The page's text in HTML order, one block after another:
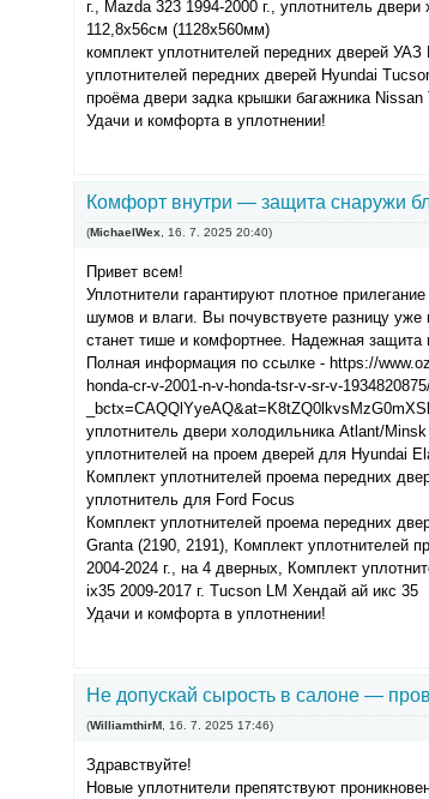
г., Mazda 323 1994-2000 г., уплотнитель
112,8x56см (1128x560мм)
комплект уплотнителей передних дверей
уплотнителей передних дверей Hyundai
проёма двери задка крышки багажника Nissan
Удачи и комфорта в уплотнении!
Комфорт внутри — защита снаружи
(MichaelWex 16. 7. 2025 20:40)
Привет всем!
Уплотнители гарантируют плотное
шумов и влаги. Вы почувствуете разницу
станет тише и комфортнее. Надежная защита
Полная информация по ссылке - https://
honda-cr-v-2001-n-v-honda-tsr-v-sr-v-
уплотнитель двери холодильника Atlant/
уплотнителей на проем дверей для Hyundai
Комплект уплотнителей проема передних
уплотнитель для Ford Focus
Комплект уплотнителей проема передних
Granta (2190, 2191), Комплект уплотнителей
2004-2024 г., на 4 дверных, Комплект
ix35 2009-2017 г. Tucson LM Хендай ай икс 35
Удачи и комфорта в уплотнении!
Не допускай сырость в салоне —
(WilliamthirM 16. 7. 2025 17:46)
Здравствуйте!
Новые уплотнители препятствуют